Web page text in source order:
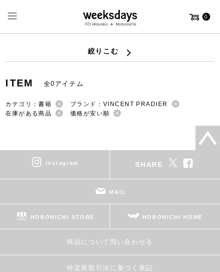
0
絞りこむ
ITEM 全0アイテム
カテゴリ：書籍
ブランド：VINCENT PRADIER
在庫がある商品
価格が安い順
instagram SHARE
MAIL
HOBONICHI STORE HOBONICHI HOME
商品について問い合わせる
特定商取引法に基づく表記